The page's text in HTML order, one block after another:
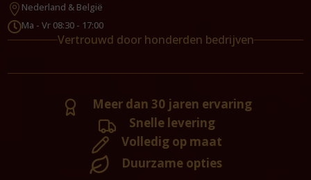
 Nederland & België
Ma - Vr 08:30 - 17:00
Vertrouwd door honderden bedrijven
Meer dan 30 jaren ervaring
Snelle levering
Volledig op maat
Duurzame opties